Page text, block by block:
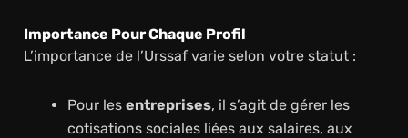
Importance Pour Chaque Profil
L’importance de l’Urssaf varie selon votre statut :
Pour les entreprises, il s’agit de gérer les
cotisations sociales liées aux salaires, aux